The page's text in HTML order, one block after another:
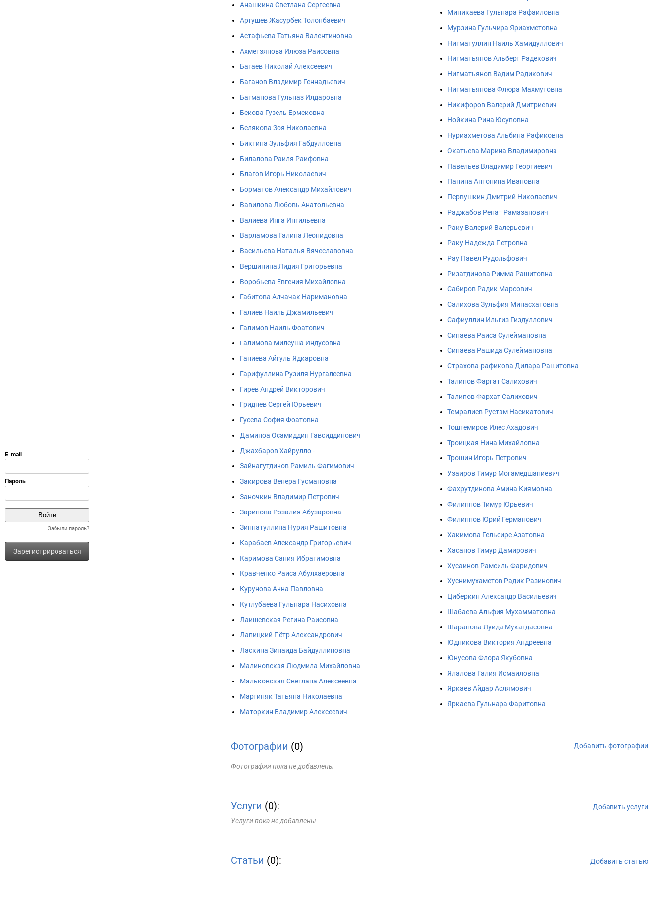
Забыли пароль?
Зарегистрироваться
Анашкина Светлана Сергеевна
Артушев Жасурбек Толонбаевич
Астафьева Татьяна Валентиновна
Ахметзянова Илюза Раисовна
Багаев Николай Алексеевич
Баганов Владимир Геннадьевич
Багманова Гульназ Илдаровна
Бекова Гузель Ермековна
Белякова Зоя Николаевна
Биктина Зульфия Габдулловна
Билалова Раиля Раифовна
Благов Игорь Николаевич
Борматов Александр Михайлович
Вавилова Любовь Анатольевна
Валиева Инга Ингильевна
Варламова Галина Леонидовна
Васильева Наталья Вячеславовна
Вершинина Лидия Григорьевна
Воробьева Евгения Михайловна
Габитова Алчачак Наримановна
Галиев Наиль Джамильевич
Галимов Наиль Фоатович
Галимова Милеуша Индусовна
Ганиева Айгуль Ядкаровна
Гарифуллина Рузиля Нургалеевна
Гирев Андрей Викторович
Гриднев Сергей Юрьевич
Гусева София Фоатовна
Даминоа Осамиддин Гавсиддинович
Джахбаров Хайрулло -
Зайнагутдинов Рамиль Фагимович
Закирова Венера Гусмановна
Заночкин Владимир Петрович
Зарипова Розалия Абузаровна
Зиннатуллина Нурия Рашитовна
Карабаев Александр Григорьевич
Каримова Сания Ибрагимовна
Кравченко Раиса Абулхаеровна
Курунова Анна Павловна
Кутлубаева Гульнара Насиховна
Лаишевская Регина Раисовна
Лапицкий Пётр Александрович
Ласкина Зинаида Байдуллиновна
Малиновская Людмила Михайловна
Мальковская Светлана Алексеевна
Мартиняк Татьяна Николаевна
Маторкин Владимир Алексеевич
Миникаева Гульнара Рафаиловна
Мурзина Гульчира Яриахметовна
Нигматуллин Наиль Хамидуллович
Нигматьянов Альберт Радекович
Нигматьянов Вадим Радикович
Нигматьянова Флюра Махмутовна
Никифоров Валерий Дмитриевич
Нойкина Рина Юсуповна
Нуриахметова Альбина Рафиковна
Окатьева Марина Владимировна
Павельев Владимир Георгиевич
Панина Антонина Ивановна
Первушкин Дмитрий Николаевич
Раджабов Ренат Рамазанович
Раку Валерий Валерьевич
Раку Надежда Петровна
Рау Павел Рудольфович
Ризатдинова Римма Рашитовна
Сабиров Радик Марсович
Салихова Зульфия Минасхатовна
Сафиуллин Ильгиз Гиздуллович
Сипаева Раиса Сулеймановна
Сипаева Рашида Сулеймановна
Страхова-рафикова Дилара Рашитовна
Талипов Фаргат Салихович
Талипов Фархат Салихович
Темралиев Рустам Насикатович
Тоштемиров Илес Ахадович
Троицкая Нина Михайловна
Трошин Игорь Петрович
Узаиров Тимур Могамедшапиевич
Фахрутдинова Амина Киямовна
Филиппов Тимур Юрьевич
Филиппов Юрий Германович
Хакимова Гельсире Азатовна
Хасанов Тимур Дамирович
Хусаинов Рамсиль Фаридович
Хуснимухаметов Радик Разинович
Циберкин Александр Васильевич
Шабаева Альфия Мухамматовна
Шарапова Луида Мукатдасовна
Юдникова Виктория Андреевна
Юнусова Флора Якубовна
Ялалова Галия Исмаиловна
Яркаев Айдар Аслямович
Яркаева Гульнара Фаритовна
Фотографии (0) Добавить фотографии
Фотографии пока не добавлены
Услуги (0):
Добавить услуги
Услуги пока не добавлены
Статьи (0): Добавить статью